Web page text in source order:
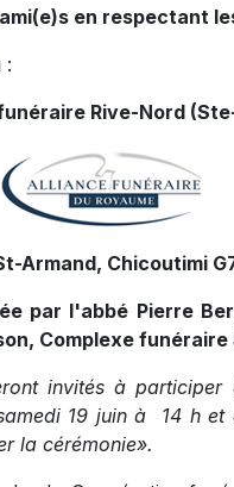
en respectant
:
Rive-Nord
Armand, Chicoutimi
par l'abbé Pierre
Complexe
invités à
19 juin à 14 h et
la cérémonie».